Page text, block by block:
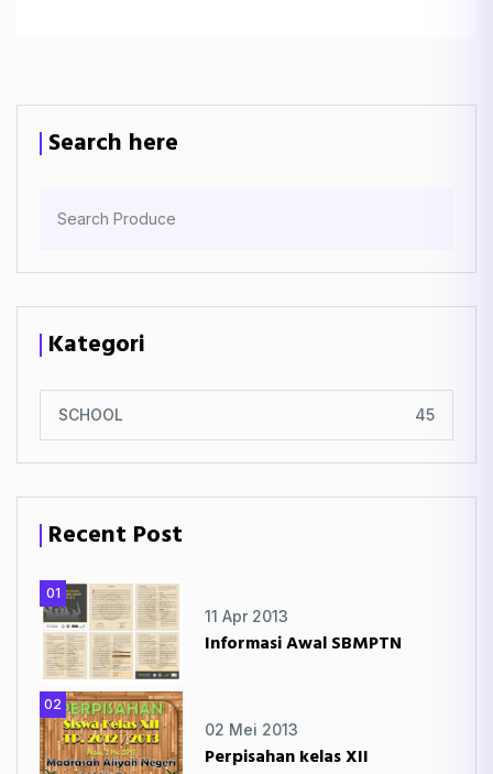
Search here
Kategori
SCHOOL 45
Recent Post
01
11 Apr 2013
Informasi Awal SBMPTN
02
02 Mei 2013
Perpisahan kelas XII